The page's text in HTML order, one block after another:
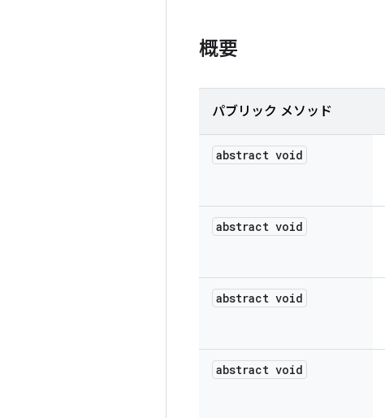
概要
パブリック メソッド
abstract void
abstract void
abstract void
abstract void